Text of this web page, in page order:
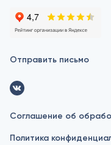
Отправить письмо
Соглашение об
Политика